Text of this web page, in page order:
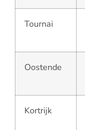
Tournai
Oostende
Kortrijk